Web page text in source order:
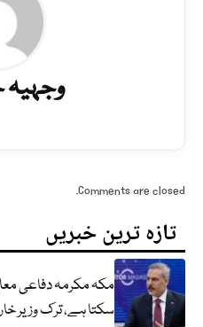
Comments are closed.
تازہ ترین خبریں
مکہ مکرمہ دفاعی
سکتا ہے، ترک وزیر